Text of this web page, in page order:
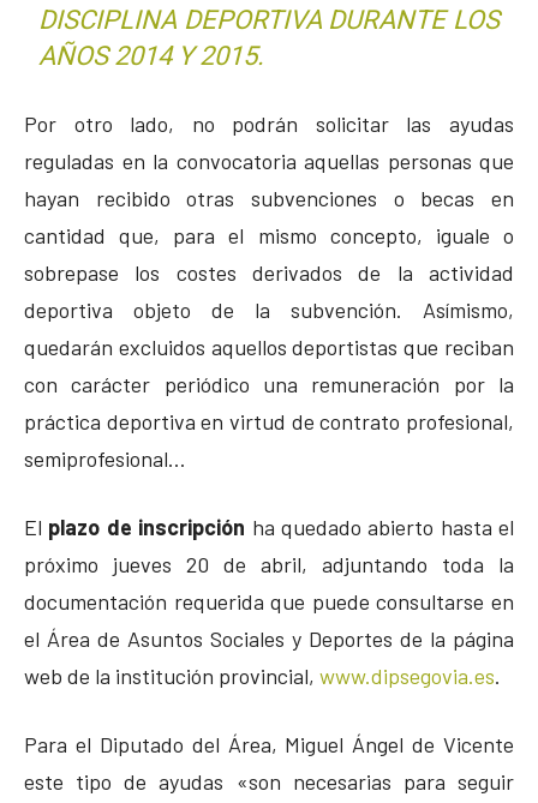
DISCIPLINA DEPORTIVA DURANTE LOS
AÑOS 2014 Y 2015.
Por otro lado, no podrán solicitar las ayudas
reguladas en la convocatoria aquellas personas que
hayan recibido otras subvenciones o becas en
cantidad que, para el mismo concepto, iguale o
sobrepase los costes derivados de la actividad
deportiva objeto de la subvención. Asímismo,
quedarán excluidos aquellos deportistas que reciban
con carácter periódico una remuneración por la
práctica deportiva en virtud de contrato profesional,
semiprofesional…
El plazo de inscripción ha quedado abierto hasta el
próximo jueves 20 de abril, adjuntando toda la
documentación requerida que puede consultarse en
el Área de Asuntos Sociales y Deportes de la página
web de la institución provincial, www.dipsegovia.es.
Para el Diputado del Área, Miguel Ángel de Vicente
este tipo de ayudas «son necesarias para seguir